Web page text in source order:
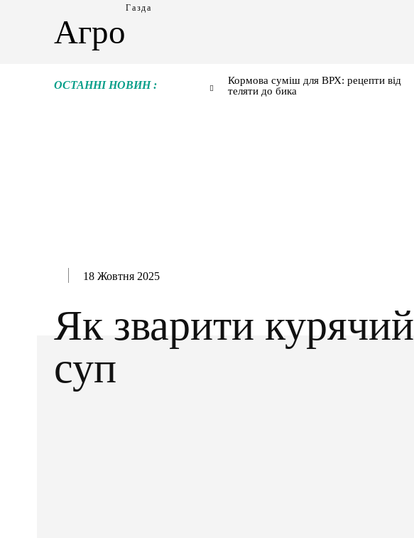
Агро
Газда
ОСТАННІ НОВИН :
Кормова суміш для ВРХ: рецепти від
теляти до бика
18 Жовтня 2025
Як зварити курячий
суп